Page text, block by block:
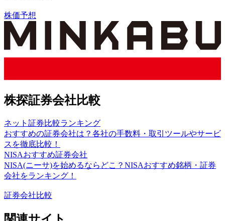
株価予想
株探証券会社比較
ネット証券比較ランキング
おすすめの証券会社は？各社の手数料・取引ツールやサービ
スを徹底比較！
NISAおすすめ証券会社
NISA(ニーサ)を始めるならどこ？NISAおすすめ銘柄・証券
会社をランキング！
証券会社比較